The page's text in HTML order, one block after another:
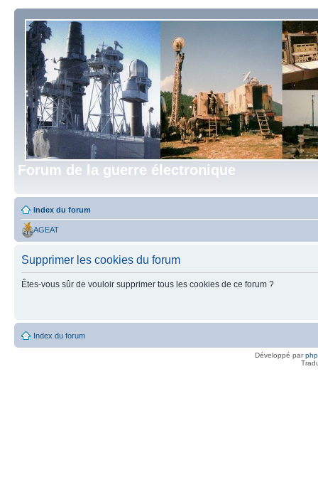
Forum de la guerre électronique
Index du forum
AGEAT
Supprimer les cookies du forum
Êtes-vous sûr de vouloir supprimer tous les cookies de ce forum ?
Index du forum
Développé par